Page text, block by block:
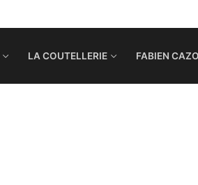
LA COUTELLERIE FABIEN